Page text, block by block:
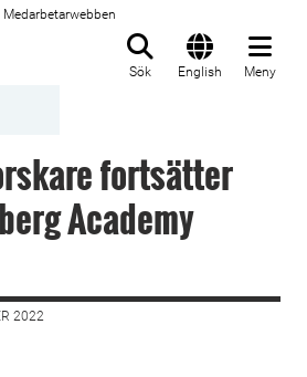
Medarbetarwebben
Sök English Meny
fortsätter
Academy
2022